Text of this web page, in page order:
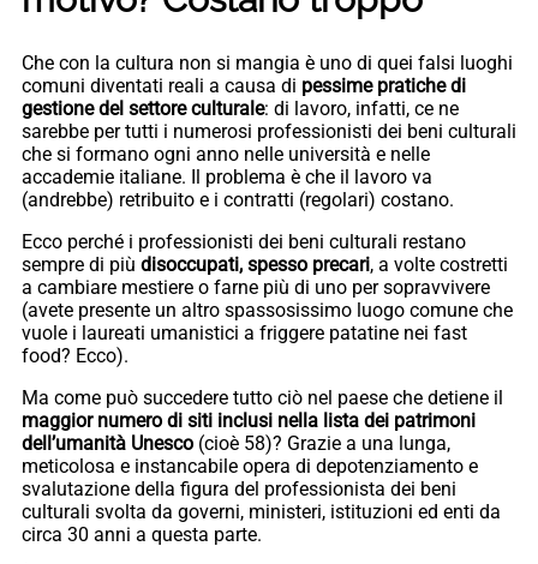
Che con la cultura non si mangia è uno di quei falsi luoghi
comuni diventati reali a causa di pessime pratiche di
gestione del settore culturale: di lavoro, infatti, ce ne
sarebbe per tutti i numerosi professionisti dei beni culturali
che si formano ogni anno nelle università e nelle
accademie italiane. Il problema è che il lavoro va
(andrebbe) retribuito e i contratti (regolari) costano.
Ecco perché i professionisti dei beni culturali restano
sempre di più disoccupati, spesso precari, a volte costretti
a cambiare mestiere o farne più di uno per sopravvivere
(avete presente un altro spassosissimo luogo comune che
vuole i laureati umanistici a friggere patatine nei fast
food? Ecco).
Ma come può succedere tutto ciò nel paese che detiene il
maggior numero di siti inclusi nella lista dei patrimoni
dell’umanità Unesco (cioè 58)? Grazie a una lunga,
meticolosa e instancabile opera di depotenziamento e
svalutazione della figura del professionista dei beni
culturali svolta da governi, ministeri, istituzioni ed enti da
circa 30 anni a questa parte.